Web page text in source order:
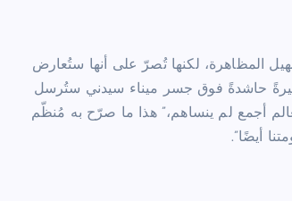
المظاهرة، لكنها تُصرّ على أنها ستُعارض
حاشدةً فوق جسر ميناء سيدني ستُرسل
أجمع لم ينساهم،” هذا ما صرّح به مُنظّم
أيضًا”.